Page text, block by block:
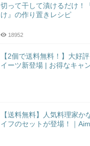
切って干して漬けるだけ！
け』の作り置きレシピ
18952
【2個で送料無料！】大好
イーツ新登場 | お得なキャ
【送料無料】人気料理家
イフのセットが登場！｜